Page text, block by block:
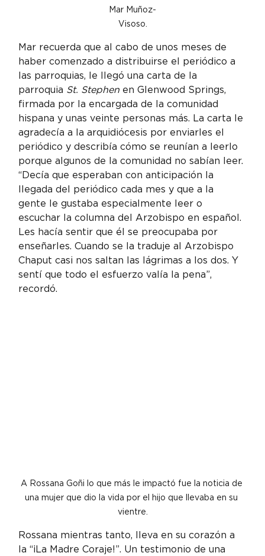
Mar Muñoz-
Visoso.
Mar recuerda que al cabo de unos meses de
haber comenzado a distribuirse el periódico a
las parroquias, le llegó una carta de la
parroquia St. Stephen en Glenwood Springs,
firmada por la encargada de la comunidad
hispana y unas veinte personas más. La carta le
agradecía a la arquidiócesis por enviarles el
periódico y describía cómo se reunían a leerlo
porque algunos de la comunidad no sabían leer.
“Decía que esperaban con anticipación la
llegada del periódico cada mes y que a la
gente le gustaba especialmente leer o
escuchar la columna del Arzobispo en español.
Les hacía sentir que él se preocupaba por
enseñarles. Cuando se la traduje al Arzobispo
Chaput casi nos saltan las lágrimas a los dos. Y
sentí que todo el esfuerzo valía la pena”,
recordó.
A Rossana Goñi lo que más le impactó fue la noticia de
una mujer que dio la vida por el hijo que llevaba en su
vientre.
Rossana mientras tanto, lleva en su corazón a
la “¡La Madre Coraje!”. Un testimonio de una